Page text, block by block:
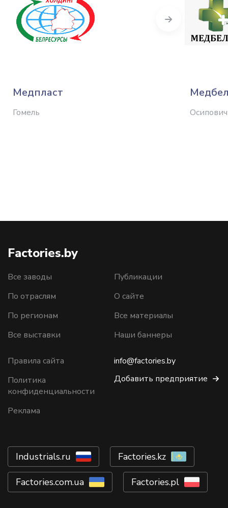
Медпласт
Гомель
Next
Factories.by
Все заводы
По отраслям
По регионам
Все выставки
Публикации
О сайте
Все материалы
Наши баннеры
Правила сайта
Политика
конфиденциальности
Реклама
info@factories.by
Добавить предприятие
Industrials.ru Factories.kz
Factories.com.ua Factories.pl